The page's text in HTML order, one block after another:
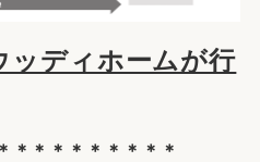
ッディホームが行
＊＊＊＊＊＊＊＊＊